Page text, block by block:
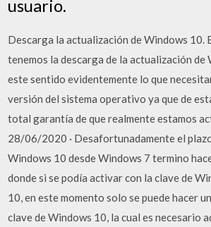
usuario.
Descarga la actualización de Windows 10.
tenemos la descarga de la actualización de
este sentido evidentemente lo que
versión del sistema operativo ya que de
total garantía de que realmente estamos
28/06/2020 · Desafortunadamente el
Windows 10 desde Windows 7 termino
donde si se podía activar con la clave de
10, en este momento solo se puede hacer
clave de Windows 10, la cual es necesario